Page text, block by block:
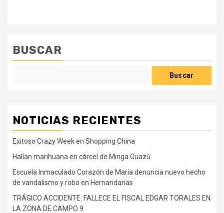
BUSCAR
Buscar
NOTICIAS RECIENTES
Exitoso Crazy Week en Shopping China
Hallan marihuana en cárcel de Minga Guazú
Escuela Inmaculado Corazón de María denuncia nuevo hecho
de vandalismo y robo en Hernandarias
TRÁGICO ACCIDENTE: FALLECE EL FISCAL EDGAR TORALES EN
LA ZONA DE CAMPO 9